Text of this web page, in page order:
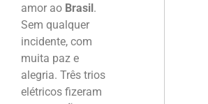
amor ao Brasil.
Sem qualquer
incidente, com
muita paz e
alegria. Três trios
elétricos fizeram